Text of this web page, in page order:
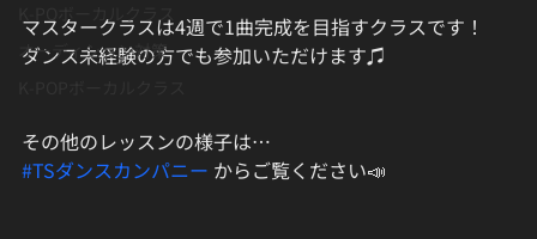
K-POボーカルクラス
オーディション対策
マスタークラスは4週で1曲完成を目指すクラスです！
ダンス未経験の方でも参加いただけます♫
その他のレッスンの様子は…
#TSダンスカンパニー からご覧ください📣